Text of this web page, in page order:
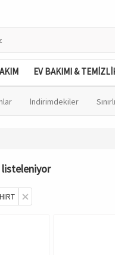
EV BAKIMI &
İndirimdekiler
listeleniyor